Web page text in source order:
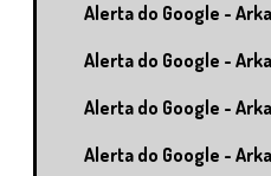
Alerta do Google -
Alerta do Google -
Alerta do Google -
Alerta do Google -